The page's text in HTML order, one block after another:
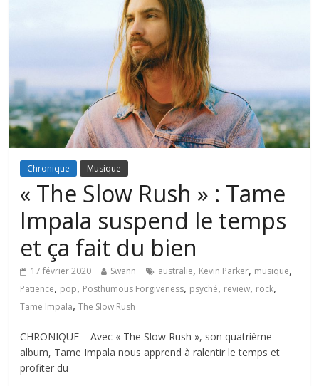
Chronique Musique
« The Slow Rush » : Tame
Impala suspend le temps
et ça fait du bien
17 février 2020 Swann australie, Kevin Parker, musique,
Patience, pop, Posthumous Forgiveness, psyché, review, rock,
Tame Impala,The Slow Rush
CHRONIQUE – Avec « The Slow Rush », son quatrième
album, Tame Impala nous apprend à ralentir le temps et
profiter du